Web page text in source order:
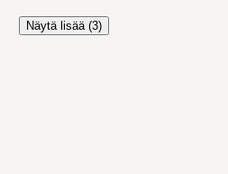
Näytä lisää (3)